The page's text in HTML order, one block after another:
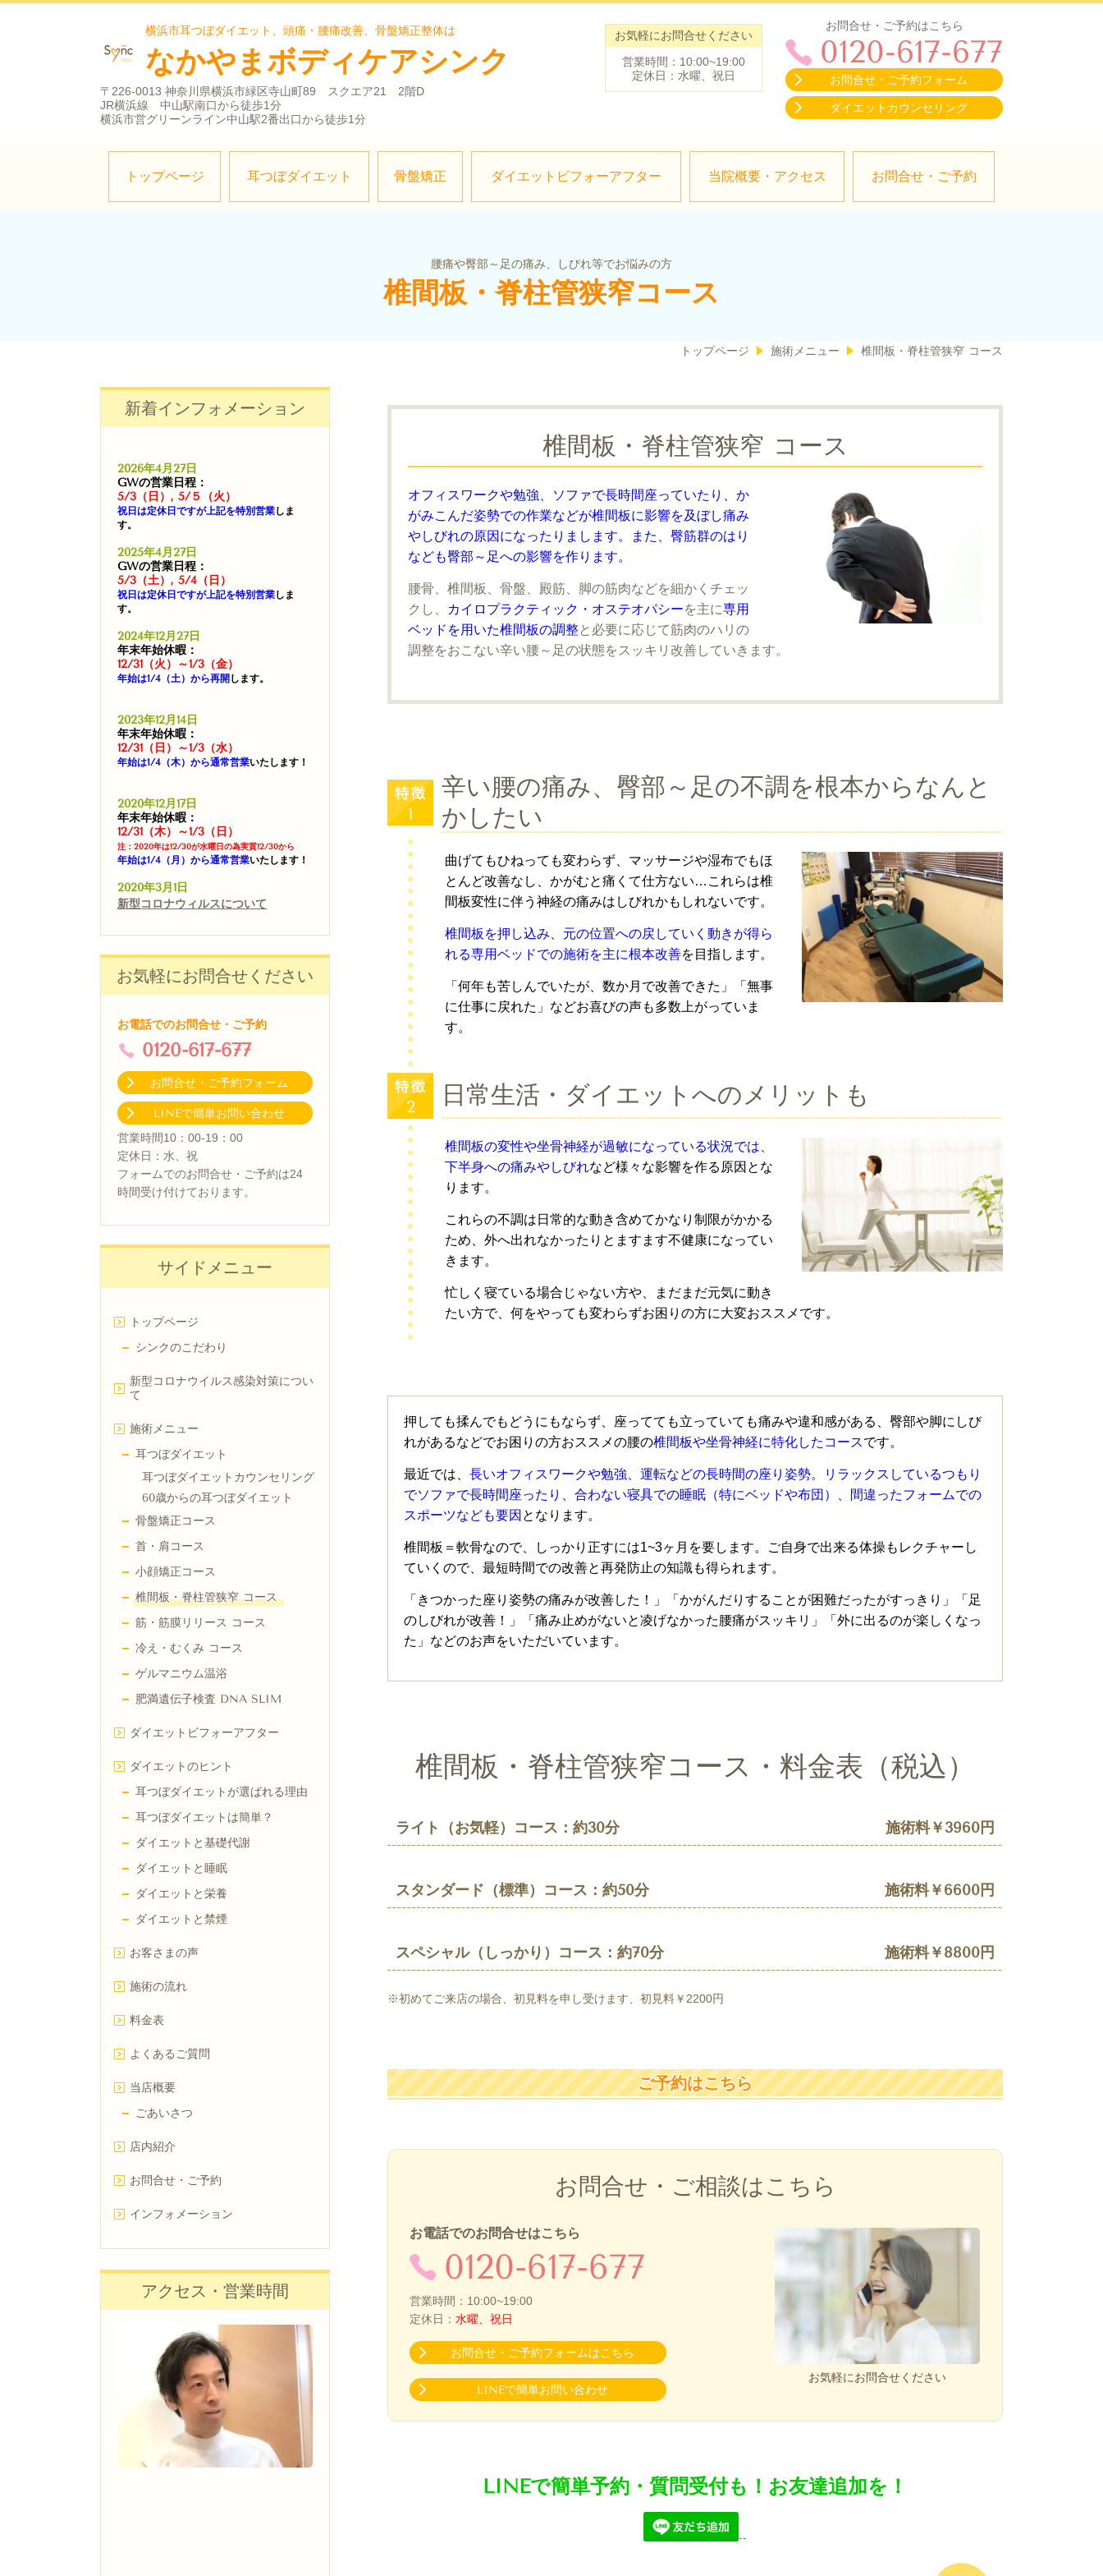
横浜市耳つぼダイエット、頭痛・腰痛改善、骨盤矯正整体は
なかやまボディケアシンク
〒226-0013 神奈川県横浜市緑区寺山町89 スクエア21 2階D
JR横浜線 中山駅南口から徒歩1分
横浜市営グリーンライン中山駅2番出口から徒歩1分
お気軽にお問合せください
営業時間：10:00~19:00
定休日：水曜、祝日
お問合せ・ご予約はこちら
0120-617-677
お問合せ・ご予約フォーム
ダイエットカウンセリング
トップページ 耳つぼダイエット 骨盤矯正 ダイエットビフォーアフター 当院概要・アクセス お問合せ・ご予約
腰痛や臀部～足の痛み、しびれ等でお悩みの方
椎間板・脊柱管狭窄コース
トップページ 施術メニュー 椎間板・脊柱管狭窄 コース
椎間板・脊柱管狭窄 コース
オフィスワークや勉強、ソファで長時間座っていたり、か
がみこんだ姿勢での作業などが椎間板に影響を及ぼし痛み
やしびれの原因になったりまします。また、臀筋群のはり
なども臀部～足への影響を作ります。
腰骨、椎間板、骨盤、殿筋、脚の筋肉などを細かくチェッ
クし、
カイロプラクティック・オステオパシーを主に専用
ベッドを用いた椎間板の調整と必要に応じて筋肉のハリの
調整をおこない辛い腰～足の状態をスッキリ改善していきます。
辛い腰の痛み、臀部～足の不調を根本からなんと
かしたい
曲げてもひねっても変わらず、マッサージや湿布でもほ
とんど改善なし、かがむと痛くて仕方ない…これらは椎
間板変性に伴う神経の痛みはしびれかもしれないです。
椎間板を押し込み、元の位置への戻していく動きが得ら
れる専用ベッドでの施術を主に根本改善を目指します。
「何年も苦しんでいたが、数か月で改善できた」「無事
に仕事に戻れた」などお喜びの声も多数上がっていま
す。
日常生活・ダイエットへのメリットも
椎間板の変性や坐骨神経が過敏になっている状況では、
下半身への痛みやしびれなど様々な影響を作る原因とな
ります。
これらの不調は日常的な動き含めてかなり制限がかかる
ため、外へ出れなかったりとますます不健康になってい
きます。
忙しく寝ている場合じゃない方や、まだまだ元気に動き
たい方で、何をやっても変わらずお困りの方に大変おススメです。
押しても揉んでもどうにもならず、座ってても立っていても痛みや違和感がある、臀部や脚にしび
れがあるなどでお困りの方おススメの腰の椎間板や坐骨神経に特化したコースです。
最近では、 長いオフィスワークや勉強、運転などの長時間の座り姿勢。リラックスしているつもり
でソファで長時間座ったり、合わない寝具での睡眠（特にベッドや布団）、間違ったフォームでの
スポーツなども要因 となります。
椎間板＝軟骨なので、しっかり正すには1~3ヶ月を要します。ご自身で出来る体操もレクチャーし
ていくので、最短時間での改善と再発防止の知識も得られます。
「きつかった座り姿勢の痛みが改善した！」「かがんだりすることが困難だったがすっきり」「足
のしびれが改善！」「痛み止めがないと凌げなかった腰痛がスッキリ」「外に出るのが楽しくなっ
た」などのお声をいただいています。
椎間板・脊柱管狭窄コース・料金表（税込）
ライト（お気軽）コース：約30分 施術料￥3960円
スタンダード（標準）コース：約50分 施術料￥6600円
スペシャル（しっかり）コース：約70分 施術料￥8800円
※初めてご来店の場合、初見料を申し受けます、 初見料￥2200円
ご予約はこちら
お問合せ・ご相談はこちら
お気軽にお問合せください
お電話でのお問合せはこちら
0120-617-677
営業時間：10:00~19:00
定休日：水曜、祝日
お問合せ・ご予約フォームはこちら
LINEで簡単お問い合わせ
LINEで簡単予約・質問受付も！お友達追加を！
--
新着インフォメーション
2026年4月27日
GWの営業日程：
5/3（日）, 5/５（火）
祝日は定休日ですが上記を特別営業しま
す。
2025年4月27日
GWの営業日程：
5/3（土）, 5/4（日）
祝日は定休日ですが上記を特別営業しま
す。
2024年12月27日
年末年始休暇：
12/31（火）～1/3（金）
年始は1/4（土）から再開 します。
2023年12月14日
年末年始休暇：
12/31（日）～1/3（水）
年始は1/4（木）から通常営業いたします！
2020年12月17日
年末年始休暇：
12/31（木）～1/3（日）
注：2020年は12/30が水曜日の為実質12/30から
年始は1/4（月）から通常営業いたします！
2020年3月1日
新型コロナウィルスについて
お気軽にお問合せください
お電話でのお問合せ・ご予約
0120-617-677
お問合せ・ご予約フォーム
LINEで簡単お問い合わせ
営業時間10：00-19：00
定休日：水、祝
フォームでのお問合せ・ご予約は24
時間受け付けております。
サイドメニュー
トップページ
シンクのこだわり
新型コロナウイルス感染対策につい
て
施術メニュー
耳つぼダイエット
耳つぼダイエットカウンセリング
60歳からの耳つぼダイエット
骨盤矯正コース
首・肩コース
小顔矯正コース
椎間板・脊柱管狭窄 コース
筋・筋膜リリース コース
冷え・むくみ コース
ゲルマニウム温浴
肥満遺伝子検査 DNA SLIM
ダイエットビフォーアフター
ダイエットのヒント
耳つぼダイエットが選ばれる理由
耳つぼダイエットは簡単？
ダイエットと基礎代謝
ダイエットと睡眠
ダイエットと栄養
ダイエットと禁煙
お客さまの声
施術の流れ
料金表
よくあるご質問
当店概要
ごあいさつ
店内紹介
お問合せ・ご予約
インフォメーション
アクセス・営業時間